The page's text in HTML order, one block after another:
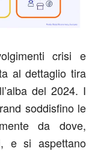
crisi e
al dettaglio tira
del 2024. I
soddisfino le
da dove,
e si aspettano